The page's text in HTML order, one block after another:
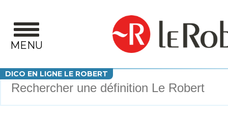
MENU
DICO EN LIGNE LE ROBERT
Votre recherche